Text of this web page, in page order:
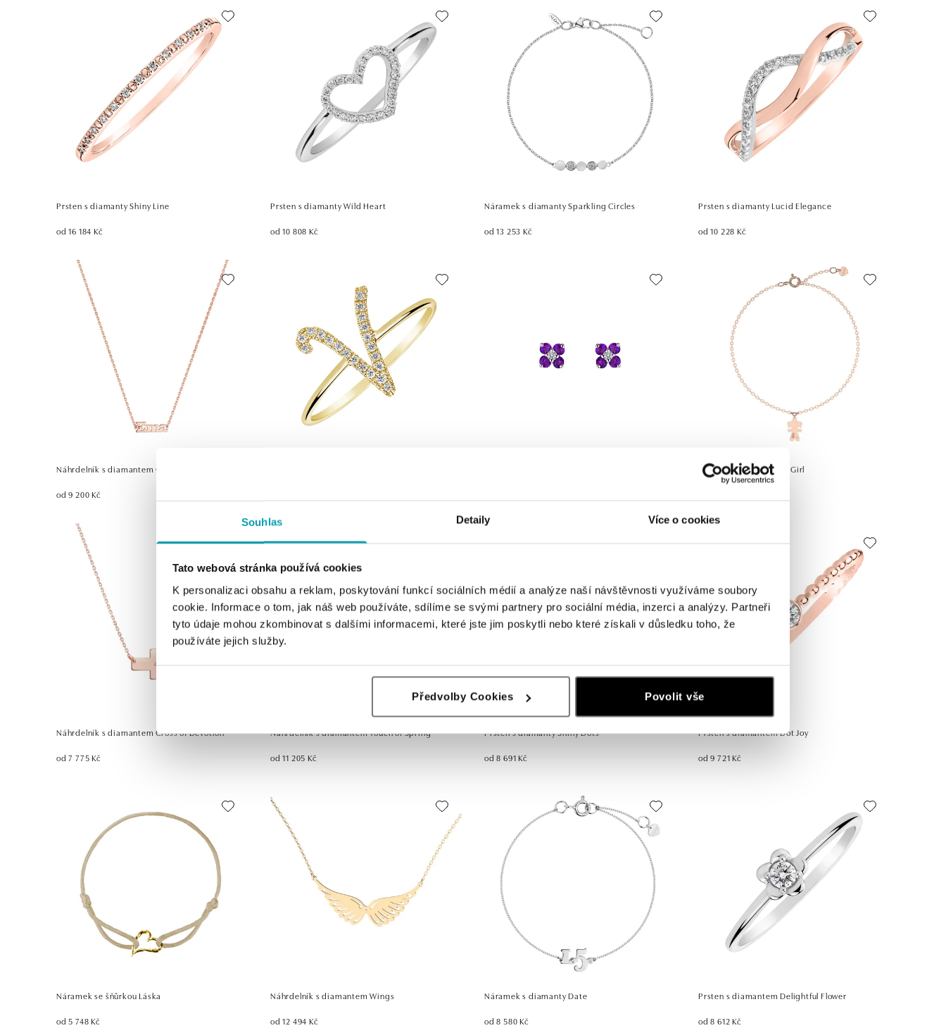
Souhlas Detaily Více o cookies
Tato webová stránka používá cookies
K personalizaci obsahu a reklam, poskytování funkcí sociálních médií a analýze naší návštěvnosti využíváme soubory
cookie. Informace o tom, jak náš web používáte, sdílíme se svými partnery pro sociální média, inzerci a analýzy. Partneři
tyto údaje mohou zkombinovat s dalšími informacemi, které jste jim poskytli nebo které získali v důsledku toho, že
používáte jejich služby.
Předvolby Cookies Povolit vše
Prsten s diamanty Shiny Line
od 16 184 Kč
Prsten s diamanty Wild Heart
od 10 808 Kč
Náramek s diamanty Sparkling Circles
od 13 253 Kč
Prsten s diamanty Lucid Elegance
od 10 228 Kč
Náhrdelník s diamantem Classic name
od 9 200 Kč
Náramek s diamantem Girl
Náhrdelník s diamantem Cross of Devotion
od 7 775 Kč
Náhrdelník s diamantem Touch of Spring
od 11 205 Kč
Prsten s diamanty Shiny Dots
od 8 691 Kč
Prsten s diamantem Dot Joy
od 9 721 Kč
Náramek se šňůrkou Láska
od 5 748 Kč
Náhrdelník s diamantem Wings
od 12 494 Kč
Náramek s diamanty Date
od 8 580 Kč
Prsten s diamantem Delightful Flower
od 8 612 Kč